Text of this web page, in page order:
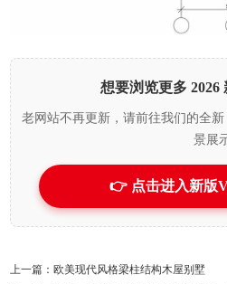
想要浏览更多 2026
老网站不再更新，请前往我们的全新
景展
👉 点击进入新版
上一篇：欧美现代风格梁柱结构木屋别墅